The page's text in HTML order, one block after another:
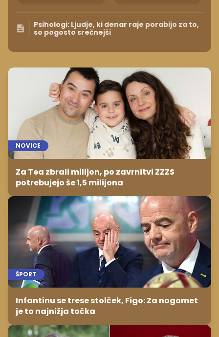
Psihologi: Ljudje, ki denar raje porabijo za to,
so pogosto srečnejši
NOVICE
Za Tea zbrali milijon, po zavrnitvi ZZZS
potrebujejo še 1,5 milijona
ŠPORT
Infantinu se trese stolček, Figo: Za nogomet
je to najnižja točka